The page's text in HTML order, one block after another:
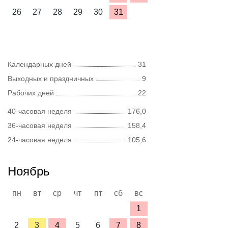
26
27 28 29 30 31
Календарных дней
31
Выходных и праздничных
9
Рабочих дней
22
40-часовая неделя
176,0
36-часовая неделя
158,4
24-часовая неделя
105,6
Ноябрь
пн вт ср чт пт сб
вс
1
2
3 4 5 6 7 8